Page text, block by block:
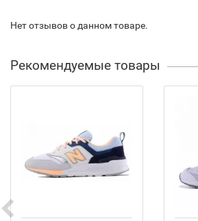
Нет отзывов о данном товаре.
Рекомендуемые товары